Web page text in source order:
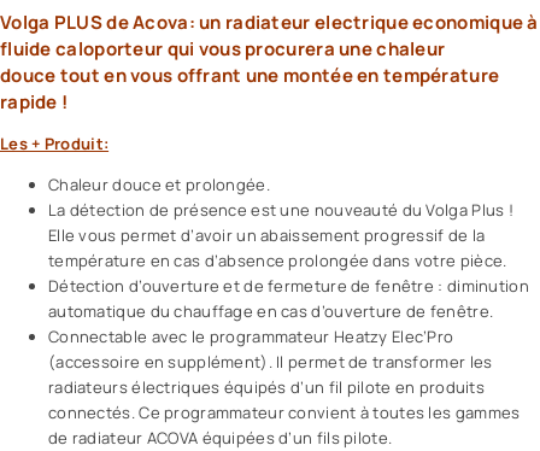
Volga PLUS de Acova: un radiateur electrique economique à
fluide caloporteur qui vous procurera une chaleur
douce tout en vous offrant une montée en température
rapide !
Les + Produit:
Chaleur douce et prolongée.
La détection de présence est une nouveauté du Volga Plus !
Elle vous permet d’avoir un abaissement progressif de la
température en cas d’absence prolongée dans votre pièce.
Détection d’ouverture et de fermeture de fenêtre : diminution
automatique du chauffage en cas d’ouverture de fenêtre.
Connectable avec le programmateur Heatzy Elec’Pro
(accessoire en supplément). Il permet de transformer les
radiateurs électriques équipés d’un fil pilote en produits
connectés. Ce programmateur convient à toutes les gammes
de radiateur ACOVA équipées d’un fils pilote.